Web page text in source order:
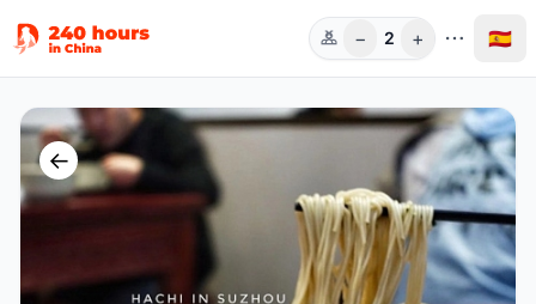
Pers.
− 2 + 🇪🇸
←